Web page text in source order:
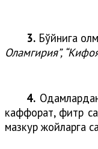
3. Бўйнига
Оламгирия”,
4.
каффорат, фитр
мазкур жойларга